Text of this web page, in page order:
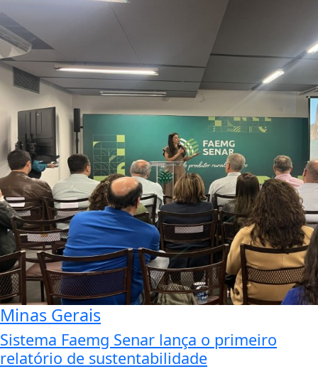
Minas Gerais
Sistema Faemg Senar lança o primeiro
relatório de sustentabilidade